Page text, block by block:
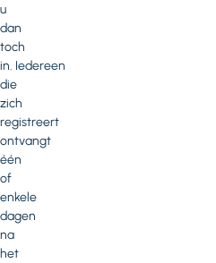
u
dan
toch
in. Iedereen
die
zich
registreert
ontvangt
één
of
enkele
dagen
na
het